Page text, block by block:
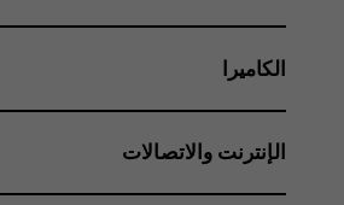
الكاميرا
الإنترنت والاتصالات